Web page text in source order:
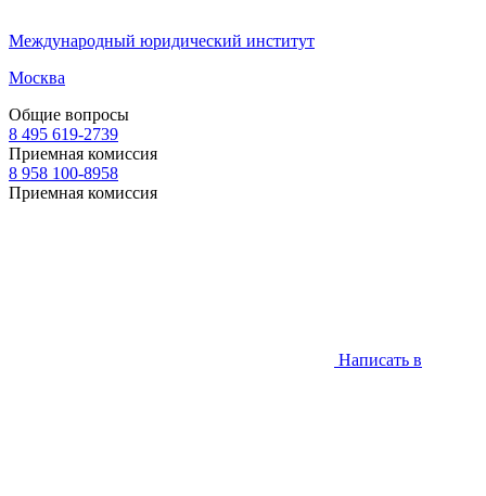
Международный юридический институт
Москва
Общие вопросы
8 495 619-2739
Приемная комиссия
8 958 100-8958
Приемная комиссия
Написать в